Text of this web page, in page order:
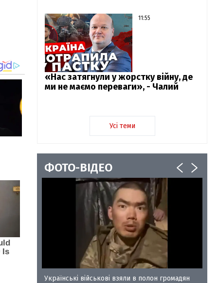
11:55
«Нас затягнули у жорстку війну, де
ми не маємо переваги», - Чалий
Усі теми
ФОТО-ВІДЕО
Українські військові взяли в полон громадян